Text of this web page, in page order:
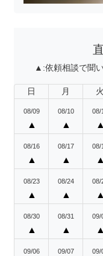
▲:依頼相談で聞
日 月 火
08/09
▲
08/10
▲
08/
▲
08/16
▲
08/17
▲
08/
▲
08/23
▲
08/24
▲
08/
▲
08/30
▲
08/31
▲
09/
▲
09/06 09/07 09/